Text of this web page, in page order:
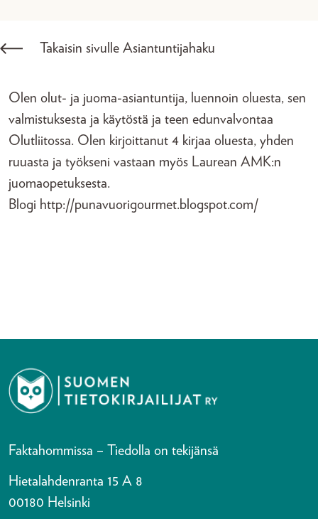
Takaisin sivulle Asiantuntijahaku
Olen olut- ja juoma-asiantuntija, luennoin oluesta, sen
valmistuksesta ja käytöstä ja teen edunvalvontaa
Olutliitossa. Olen kirjoittanut 4 kirjaa oluesta, yhden
ruuasta ja työkseni vastaan myös Laurean AMK:n
juomaopetuksesta.
Blogi http://punavuorigourmet.blogspot.com/
Faktahommissa – Tiedolla on tekijänsä
Hietalahdenranta 15 A 8
00180 Helsinki